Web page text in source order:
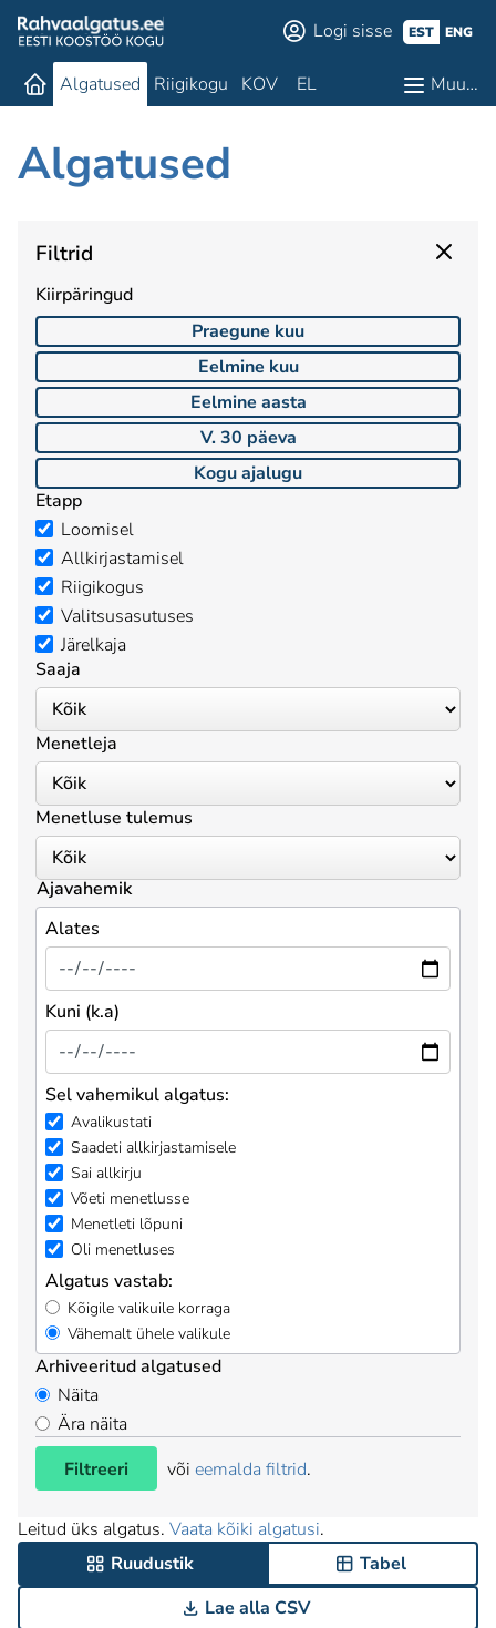
Logi sisse EST ENG
Algatused Riigikogu KOV EL Muu…
Algatused
Filtrid
Kiirpäringud
Praegune kuu
Eelmine kuu
Eelmine aasta
V. 30 päeva
Kogu ajalugu
Etapp
Loomisel
Allkirjastamisel
Riigikogus
Valitsusasutuses
Järelkaja
Saaja
Menetleja
Menetluse tulemus
Ajavahemik
Alates
Kuni (k.a)
Sel vahemikul algatus:
Avalikustati
Saadeti allkirjastamisele
Sai allkirju
Võeti menetlusse
Menetleti lõpuni
Oli menetluses
Algatus vastab:
Kõigile valikuile korraga
Vähemalt ühele valikule
Arhiveeritud algatused
Näita
Ära näita
Filtreeri
või eemalda filtrid.
Leitud üks algatus. Vaata kõiki algatusi.
Ruudustik
Tabel
Lae alla CSV